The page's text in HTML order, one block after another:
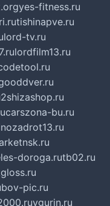
yes-fitness.ru
tishinapve.ru
lord-tv.ru
lordfilm13.ru
2shizashop.ru
carszona-bu.ru
doroga.rutb02.ru
pic.ru
vgurin.ru